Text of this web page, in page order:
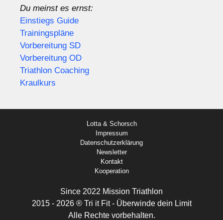
Du meinst es ernst:
Einstiegs Guide
Trainingspläne
Vorbereitung SD
Vorbereitung OD
Triathlon Coaching
Kraulkurs
Lotta & Schorsch
Impressum
Datenschutzerklärung
Newsletter
Kontakt
Kooperation
Since 2022 Mission Triathlon
2015 - 2026 ® Tri it Fit - Überwinde dein Limit
Alle Rechte vorbehalten.